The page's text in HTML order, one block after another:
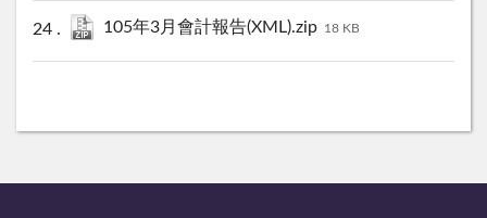
105年3月會計報告(XML).zip 18 KB